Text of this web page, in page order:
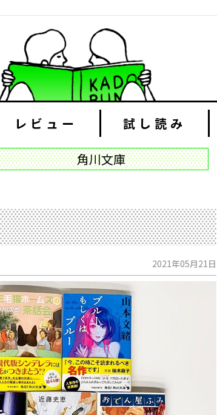
レビュー 試し読み
角川文庫
2021年05月21日